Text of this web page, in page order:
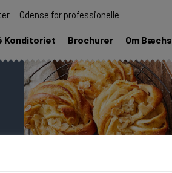
Odense for professionelle
Konditoriet Brochurer Om Bæchs